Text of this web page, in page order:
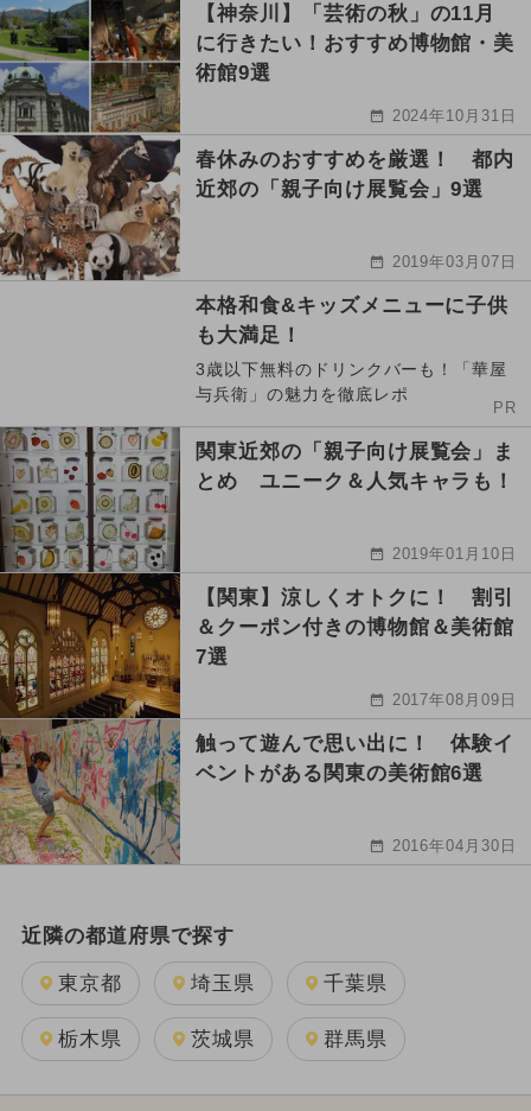
【神奈川】「芸術の秋」の11月
に行きたい！おすすめ博物館・美
術館9選
2024年10月31日
春休みのおすすめを厳選！ 都内
近郊の「親子向け展覧会」9選
2019年03月07日
本格和食&キッズメニューに子供
も大満足！
3歳以下無料のドリンクバーも！「華屋
与兵衛」の魅力を徹底レポ
PR
関東近郊の「親子向け展覧会」ま
とめ ユニーク＆人気キャラも！
2019年01月10日
【関東】涼しくオトクに！ 割引
＆クーポン付きの博物館＆美術館
7選
2017年08月09日
触って遊んで思い出に！ 体験イ
ベントがある関東の美術館6選
2016年04月30日
近隣の都道府県で探す
東京都 埼玉県 千葉県
栃木県 茨城県 群馬県